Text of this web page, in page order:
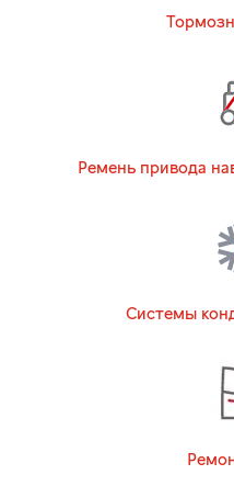
Ремень привода
Системы